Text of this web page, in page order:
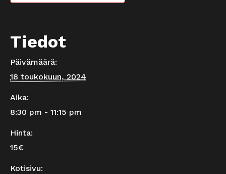
Tiedot
Päivämäärä:
18 toukokuun, 2024
Aika:
8:30 pm - 11:15 pm
Hinta:
15€
Kotisivu: